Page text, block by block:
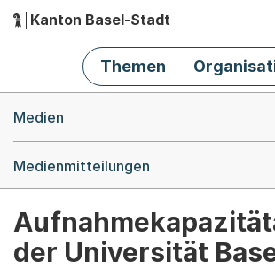
Hauptnavigation
Kanton Basel-Stadt
Themen
Medien
Medienmitteilungen
der Universität